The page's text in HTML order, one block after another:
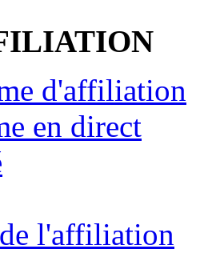
d'affiliation
en direct
l'affiliation